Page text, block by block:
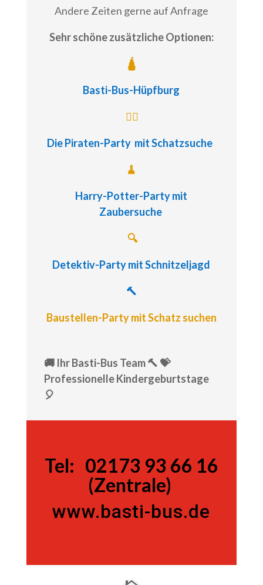
Andere Zeiten gerne auf Anfrage
Sehr schöne zusätzliche Optionen:
🛕
Basti-Bus-Hüpfburg
🏴‍☠️
Die Piraten-Party mit Schatzsuche
🧹
Harry-Potter-Partymit
Zaubersuche
🔍
Detektiv-Partymit Schnitzeljagd
🔨
Baustellen-Party mit Schatz suchen
🚚 Ihr Basti-Bus Team 🔨 💝
Professionelle Kindergeburtstage
🎈
Tel: 02173 93 66 16
(Zentrale)
www.basti-bus.de